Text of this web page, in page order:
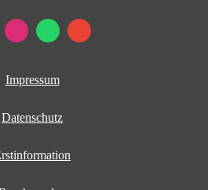
Impressum
Datenschutz